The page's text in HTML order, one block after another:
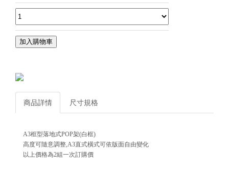
商品詳情 尺寸規格
A3框型落地式POP架(白框)
高度可隨意調整,A3直式橫式可依版面自由變化
以上價格為2組一次訂購價